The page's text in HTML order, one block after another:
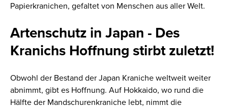
Papierkranichen, gefaltet von Menschen aus aller Welt.
Artenschutz in Japan - Des
Kranichs Hoffnung stirbt zuletzt!
Obwohl der Bestand der Japan Kraniche weltweit weiter
abnimmt, gibt es Hoffnung. Auf Hokkaido, wo rund die
Hälfte der Mandschurenkraniche lebt, nimmt die